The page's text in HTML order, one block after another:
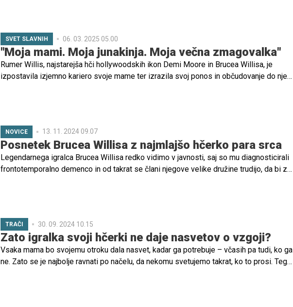
SVET SLAVNIH 06. 03. 2025 05.00
"Moja mami. Moja junakinja. Moja večna zmagovalka"
Rumer Willis, najstarejša hči hollywoodskih ikon Demi Moore in Brucea Willisa, je
izpostavila izjemno kariero svoje mame ter izrazila svoj ponos in občudovanje do nje,
NOVICE 13. 11. 2024 09.07
Posnetek Brucea Willisa z najmlajšo hčerko para srca
Legendarnega igralca Brucea Willisa redko vidimo v javnosti, saj so mu diagnosticirali
frontotemporalno demenco in od takrat se člani njegove velike družine trudijo, da bi z
TRAČI 30. 09. 2024 10.15
Zato igralka svoji hčerki ne daje nasvetov o vzgoji?
Vsaka mama bo svojemu otroku dala nasvet, kadar ga potrebuje – včasih pa tudi, ko ga
ne. Zato se je najbolje ravnati po načelu, da nekomu svetujemo takrat, ko to prosi. Tega